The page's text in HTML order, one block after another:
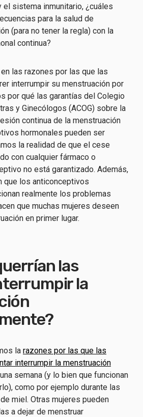
el sistema inmunitario, ¿cuáles
para la salud de
(para no tener la regla) con la
continua?
las razones por las que las
interrumpir su menstruación por
por qué las garantías del Colegio
y Ginecólogos (ACOG) sobre la
continua de la menstruación
hormonales pueden ser
la realidad de que el cese
con cualquier fármaco o
no está garantizado. Además,
que los anticonceptivos
realmente los problemas
que muchas mujeres deseen
en primer lugar.
las
la
la razones por las que las
interrumpir la menstruación
semana (y lo bien que funcionan
como por ejemplo durante las
miel. Otras mujeres pueden
a dejar de menstruar